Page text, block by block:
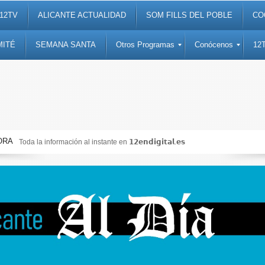
ALICANTE ACTUALIDAD SOM FILLS DEL POBLE
SEMANA SANTA Otros Programas Conócenos
al instante en 𝟭𝟮𝗲𝗻𝗱𝗶𝗴𝗶𝘁𝗮𝗹.𝗲𝘀